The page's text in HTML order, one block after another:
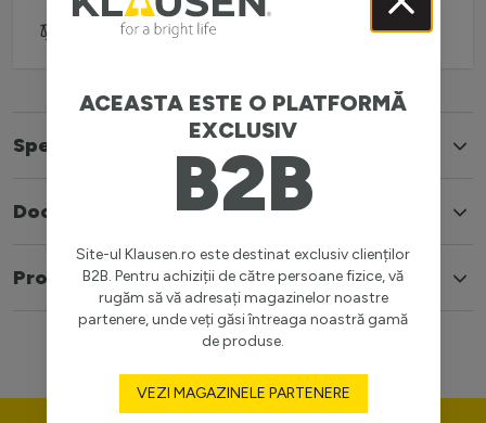
Adaugă pentru comparare
Specificatii
Documente
Produse similare
ACEASTA ESTE O PLATFORMĂ
EXCLUSIV
B2B
Site-ul Klausen.ro este destinat exclusiv clienților
B2B. Pentru achiziții de către persoane fizice, vă
rugăm să vă adresați magazinelor noastre
partenere, unde veți găsi întreaga noastră gamă
de produse.
VEZI MAGAZINELE PARTENERE